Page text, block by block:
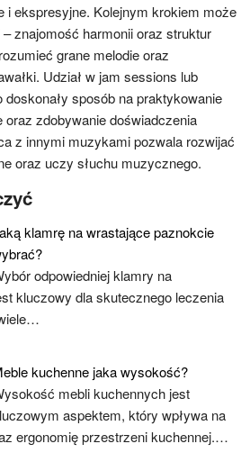
i ekspresyjne. Kolejnym krokiem może
znajomość harmonii oraz struktur
grane melodie oraz
Udział w jam sessions lub
sposób na praktykowanie
zdobywanie doświadczenia
z innymi muzykami pozwala rozwijać
oraz uczy słuchu muzycznego.
klamrę na wrastające paznokcie
odpowiedniej klamry na
kluczowy dla skutecznego leczenia
kuchenne jaka wysokość?
mebli kuchennych jest
aspektem, który wpływa na
ergonomię przestrzeni kuchennej.…